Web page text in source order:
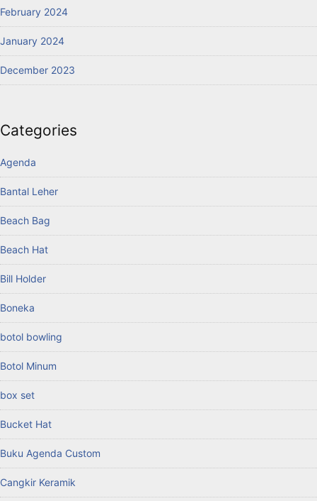
February 2024
January 2024
December 2023
Categories
Agenda
Bantal Leher
Beach Bag
Beach Hat
Bill Holder
Boneka
botol bowling
Botol Minum
box set
Bucket Hat
Buku Agenda Custom
Cangkir Keramik